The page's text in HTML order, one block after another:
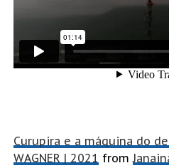
Curupira e a máquina do
WAGNER | 2021 from